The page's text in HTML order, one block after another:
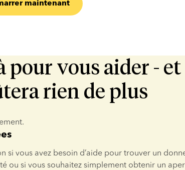
maintenant
pour vous aider - et
rien de plus
si vous avez besoin d’aide pour trouver un
ou si vous souhaitez simplement obtenir un